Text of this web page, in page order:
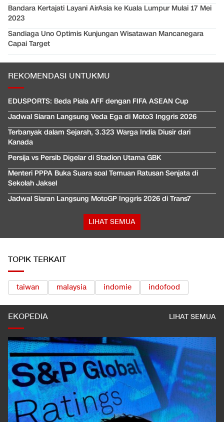
Bandara Kertajati Layani AirAsia ke Kuala Lumpur Mulai 17 Mei
2023
Sandiaga Uno Optimis Kunjungan Wisatawan Mancanegara
Capai Target
REKOMENDASI UNTUKMU
EDUSPORTS: Beda Piala AFF dengan FIFA ASEAN Cup
Jadwal Siaran Langsung Veda Ega di Moto3 Inggris 2026
Terbanyak dalam Sejarah, 3.323 Warga India Diusir dari
Kanada
Persija vs Persib Digelar di Stadion Utama GBK
Menteri PPPA Buka Suara soal Temuan Ratusan Senjata di
Sekolah Jaksel
Jadwal Siaran Langsung MotoGP Inggris 2026 di Trans7
LIHAT SEMUA
TOPIK TERKAIT
taiwan malaysia indomie indofood
EKOPEDIA LIHAT SEMUA